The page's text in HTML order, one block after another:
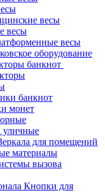
весы
весы
весы
оборудование
банкнот
банкнот
монет
уличные
для помещений
материалы
вызова
Кнопки для